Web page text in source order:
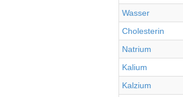
Wasser
Cholesterin
Natrium
Kalium
Kalzium